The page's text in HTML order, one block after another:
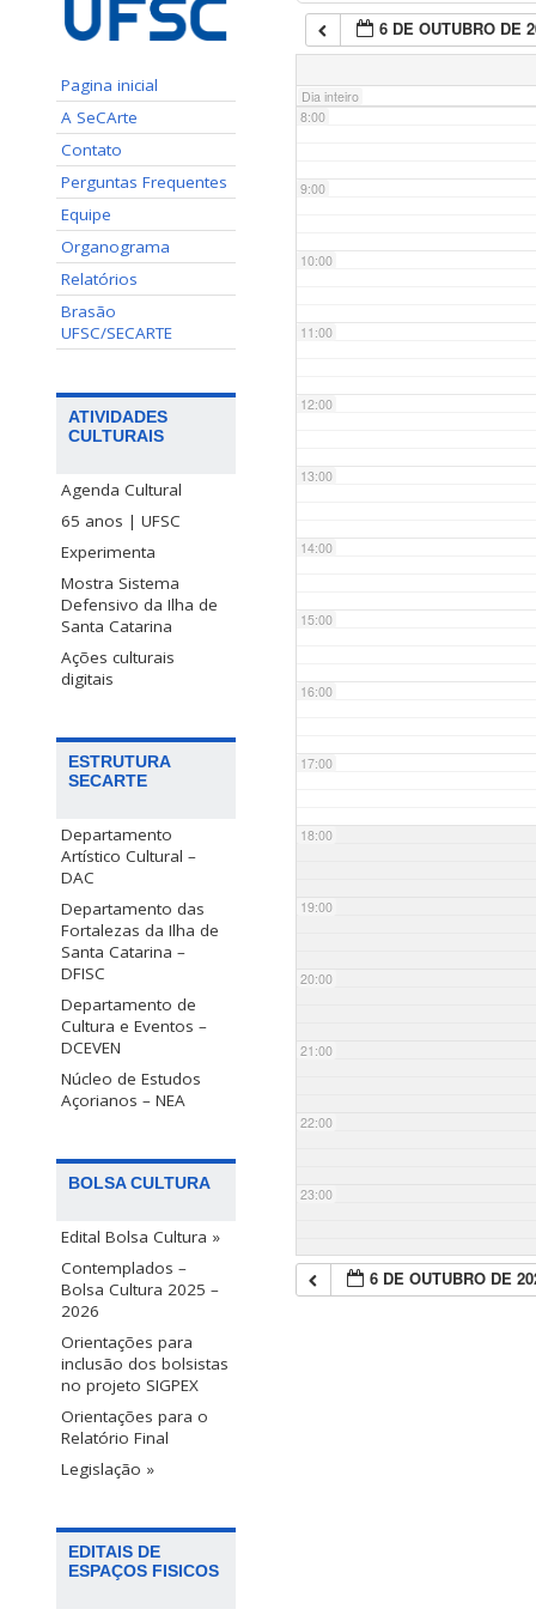
Pagina inicial
A SeCArte
Contato
Perguntas Frequentes
Equipe
Organograma
Relatórios
Brasão
UFSC/SECARTE
ATIVIDADES
CULTURAIS
Agenda Cultural
65 anos | UFSC
Experimenta
Mostra Sistema
Defensivo da Ilha de
Santa Catarina
Ações culturais
digitais
ESTRUTURA
SECARTE
Departamento
Artístico Cultural –
DAC
Departamento das
Fortalezas da Ilha de
Santa Catarina –
DFISC
Departamento de
Cultura e Eventos –
DCEVEN
Núcleo de Estudos
Açorianos – NEA
BOLSA CULTURA
Edital Bolsa Cultura »
Contemplados –
Bolsa Cultura 2025 –
2026
Orientações para
inclusão dos bolsistas
no projeto SIGPEX
Orientações para o
Relatório Final
Legislação »
EDITAIS DE
ESPAÇOS FISICOS
6 DE OUTUBRO DE
Dia inteiro
7:00
8:00
9:00
10:00
11:00
12:00
13:00
14:00
15:00
16:00
17:00
18:00
19:00
20:00
21:00
22:00
23:00
6 DE OUTUBRO DE